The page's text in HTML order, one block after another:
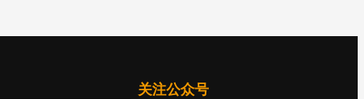
关注公众号